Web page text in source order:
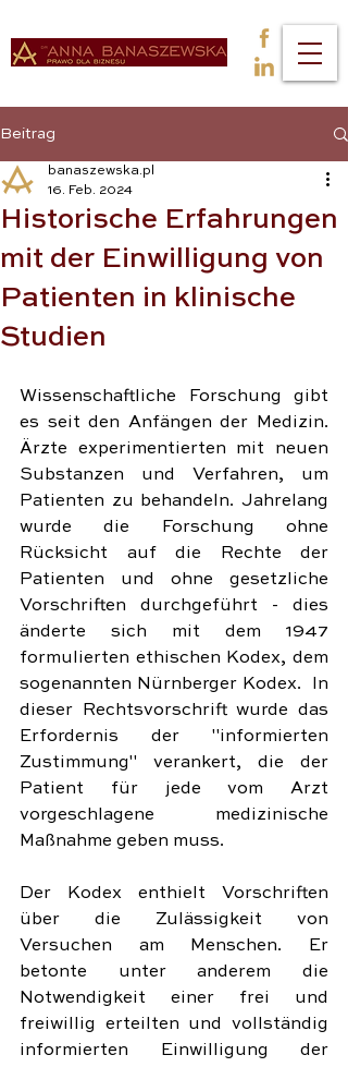
Beitrag
Historische Erfahrungen
mit der Einwilligung von
Patienten in klinische
Studien
banaszewska.pl
16. Feb. 2024
Wissenschaftliche Forschung gibt
es seit den Anfängen der Medizin.
Ärzte experimentierten mit neuen
Substanzen und Verfahren, um
Patienten zu behandeln. Jahrelang
wurde die Forschung ohne
Rücksicht auf die Rechte der
Patienten und ohne gesetzliche
Vorschriften durchgeführt - dies
änderte sich mit dem 1947
formulierten ethischen Kodex, dem
sogenannten Nürnberger Kodex.  In
dieser Rechtsvorschrift wurde das
Erfordernis der "informierten
Zustimmung" verankert, die der
Patient für jede vom Arzt
vorgeschlagene medizinische
Maßnahme geben muss.
Der Kodex enthielt Vorschriften
über die Zulässigkeit von
Versuchen am Menschen. Er
betonte unter anderem die
Notwendigkeit einer frei und
freiwillig erteilten und vollständig
informierten Einwilligung der